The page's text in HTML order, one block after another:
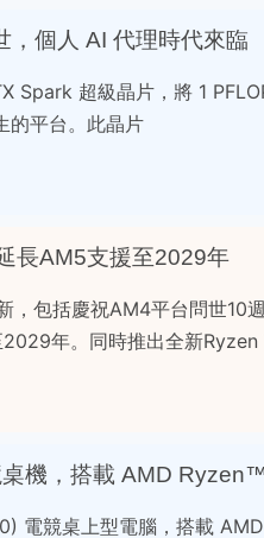
，個人 AI 代理時代來臨
Spark 超級晶片，將 1
的平台。此晶片
長AM5支援至2029年
，包括慶祝AM4平台問世10
年。同時推出全新Ryzen
電競桌上型電腦，搭載